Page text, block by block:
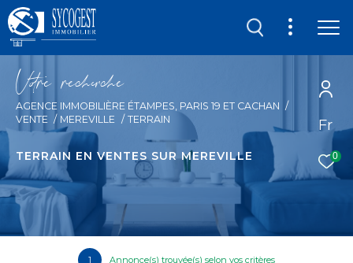
Fr
0
Vore recece
AGENCE IMMOBILIÈRE ÉTAMPES, PARIS 19 ET CACHAN
VENTE
MEREVILLE TERRAIN
TERRAIN EN VENTES SUR MEREVILLE
1 Annonce(s) trouvée(s) selon vos critères